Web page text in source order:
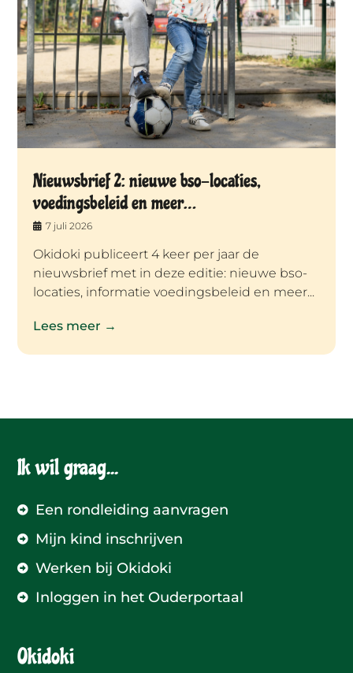
Nieuwsbrief 2: nieuwe bso-locaties,
voedingsbeleid en meer…
7 juli 2026
Okidoki publiceert 4 keer per jaar de
nieuwsbrief met in deze editie: nieuwe bso-
locaties, informatie voedingsbeleid en meer...
Lees meer →
Ik wil graag...
Een rondleiding aanvragen
Mijn kind inschrijven
Werken bij Okidoki
Inloggen in het Ouderportaal
Okidoki